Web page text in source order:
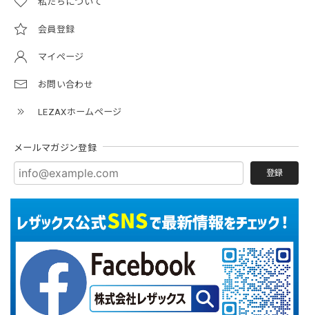
会員登録
マイページ
お問い合わせ
LEZAXホームページ
メールマガジン登録
登録